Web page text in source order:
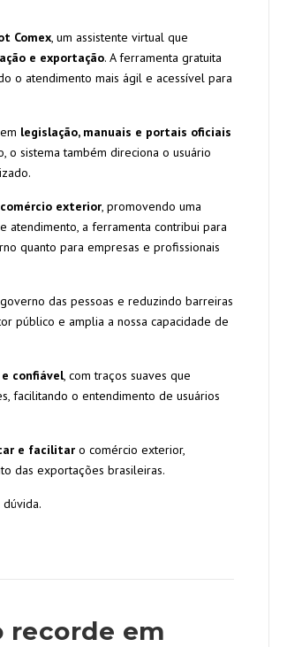
Comex, um assistente virtual que
e exportação. A ferramenta gratuita
o atendimento mais ágil e acessível para
legislação, manuais e portais oficiais
o sistema também direciona o usuário
exterior, promovendo uma
atendimento, a ferramenta contribui para
quanto para empresas e profissionais
das pessoas e reduzindo barreiras
público e amplia a nossa capacidade de
confiável, com traços suaves que
facilitando o entendimento de usuários
e facilitar o comércio exterior,
das exportações brasileiras.
recorde em